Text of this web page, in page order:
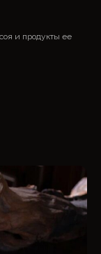
и продукты ее